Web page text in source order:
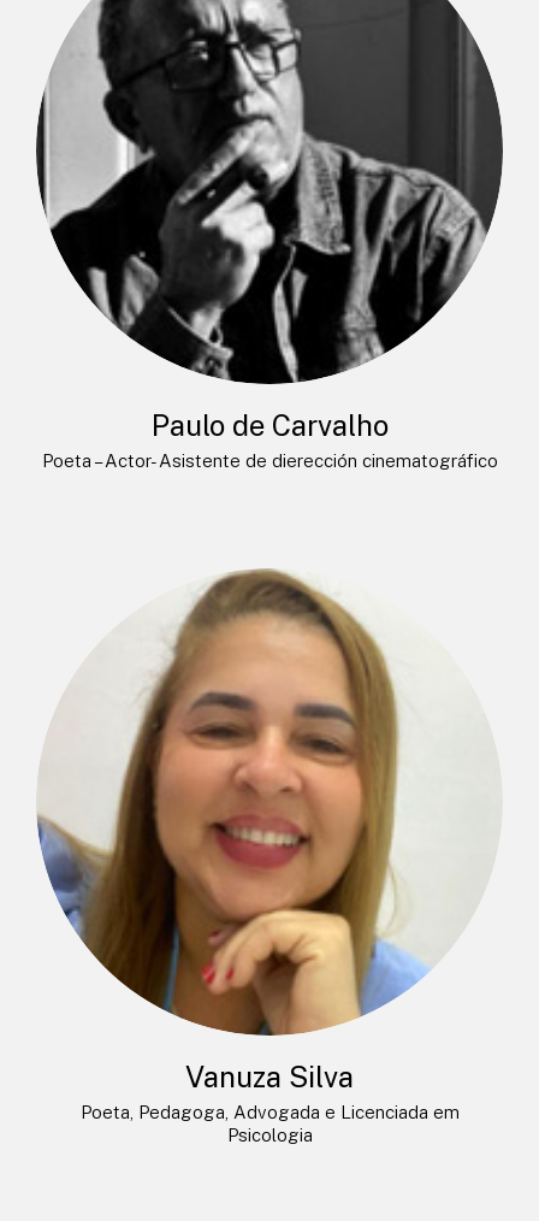
Paulo de Carvalho
Poeta – Actor- Asistente de dierección cinematográfico
Vanuza Silva
Poeta, Pedagoga, Advogada e Licenciada em
Psicologia